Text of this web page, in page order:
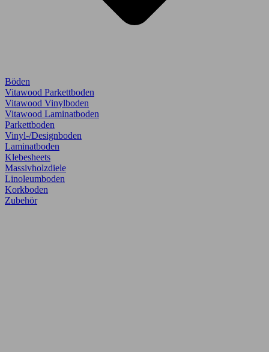
Böden
Vitawood Parkettboden
Vitawood Vinylboden
Vitawood Laminatboden
Parkettboden
Vinyl-/Designboden
Laminatboden
Klebesheets
Massivholzdiele
Linoleumboden
Korkboden
Zubehör